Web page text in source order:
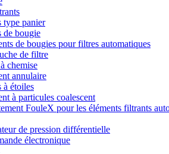
type panier
de bougie
de bougies pour filtres automatiques
de filtre
chemise
annulaire
à étoiles
à particules coalescent
FouleX pour les éléments filtrants
de pression différentielle
électronique